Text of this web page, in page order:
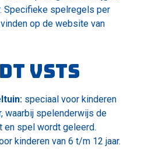
Specifieke spelregels per
op de website van
VSts
speciaal voor kinderen
waarbij spelenderwijs de
en spel wordt geleerd.
kinderen van 6 t/m 12 jaar.